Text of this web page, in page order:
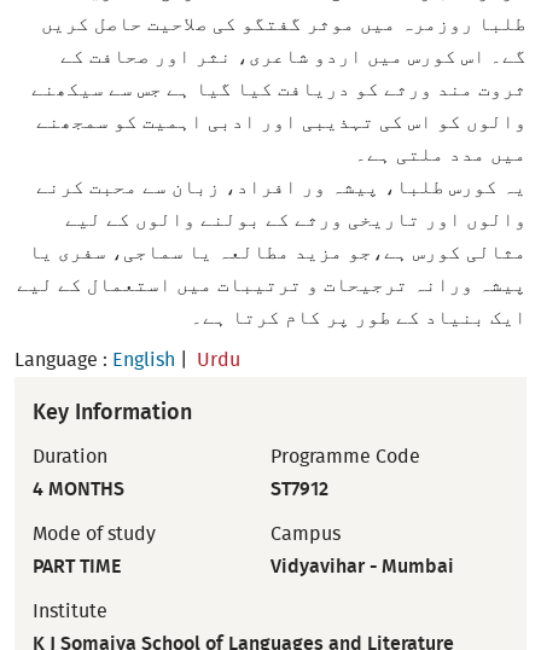
طلبا روزمرہ میں موثر گفتگو کی صلاحیت حاصل کریں
گے۔ اس کورس میں اردو شاعری، نثر اور صحافت کے
ثروت مند ورثے کو دریافت کیا گیا ہے جس سے سیکھنے
والوں کو اس کی تہذیبی اور ادبی اہمیت کو سمجھنے
میں مدد ملتی ہے۔
یہ کورس طلبا، پیشہ ور افراد، زبان سے محبت کرنے
والوں اور تاریخی ورثے کے بولنے والوں کے لیے
مثالی کورس ہے،جو مزید مطالعہ یا سماجی، سفری یا
پیشہ ورانہ ترجیحات و ترتیبات میں استعمال کے لیے
ایک بنیاد کے طور پر کام کرتا ہے۔
Language : English Urdu
Key Information
Duration
4 MONTHS
Programme Code
ST7912
Mode of study
PART TIME
Campus
Vidyavihar - Mumbai
Institute
K J Somaiya School of Languages and Literature